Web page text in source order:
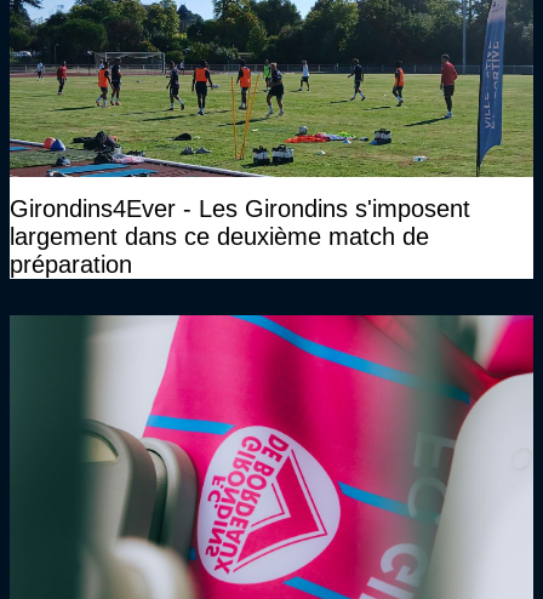
Girondins4Ever - Les Girondins s'imposent
largement dans ce deuxième match de
préparation